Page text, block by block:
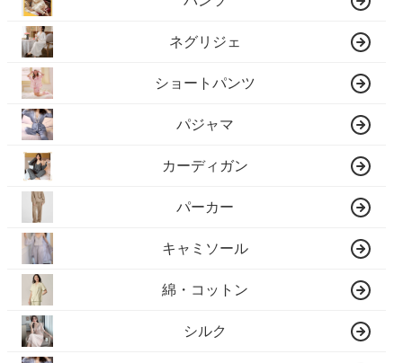
ネグリジェ
ショートパンツ
パジャマ
カーディガン
パーカー
キャミソール
綿・コットン
シルク